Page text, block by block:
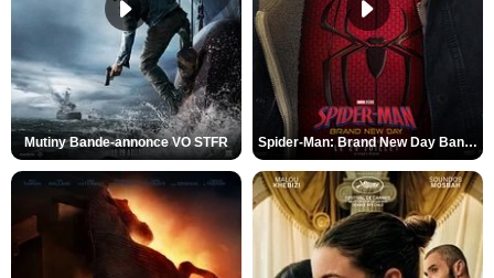
Mutiny Bande-annonce VO STFR Spider-Man: Brand New Day Bande-annonce VO STFR